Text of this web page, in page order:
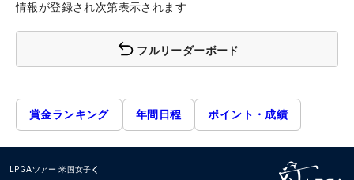
情報が登録され次第表示されます
フルリーダーボード
賞金ランキング 年間日程 ポイント・成績
LPGAツアー 米国女子